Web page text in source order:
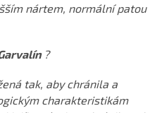
nártem, normální patou
?
tak, aby chránila a
charakteristikám